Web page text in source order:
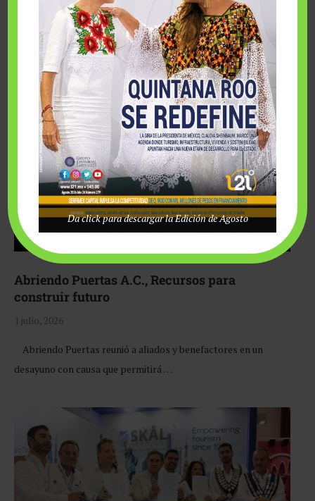
Fairmont Mayakoba y Make-A-Wish México unieron
esfuerzos para hacer realidad el deseo de una …
Abriendo Puertas A.C., Recursos para
construir futuro
1 julio, 2026
Abriendo Puertas reunió a aliados y benefactores en un
desayuno con causa que permitirá …
Da click para descargar la Edición de Agosto